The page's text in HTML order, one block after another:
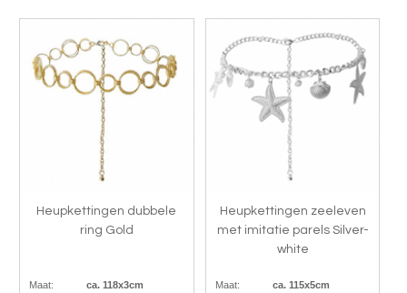
Heupkettingen dubbele
ring Gold
Maat:
ca. 118x3cm
Heupkettingen zeeleven
met imitatie parels Silver-
white
Maat:
ca. 115x5cm